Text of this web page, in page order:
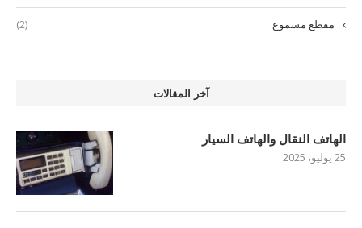
مقطع مسموع (2)
آخر المقالات
الهاتف النقال والهاتف السيار
25 يوليو، 2025